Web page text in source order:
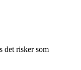
det risker som